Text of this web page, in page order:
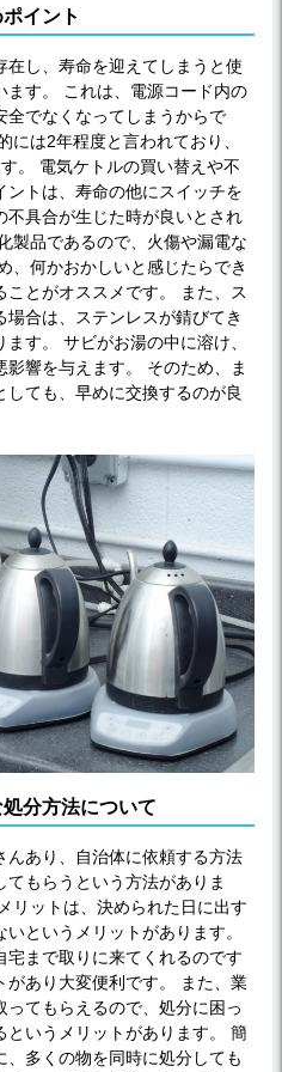
イント
し、寿命を迎えてしまうと使
ます。 これは、電源コード内の
全でなくなってしまうからで
には2年程度と言われており、
。 電気ケトルの買い替えや不
ントは、寿命の他にスイッチを
具合が生じた時が良いとされ
製品であるので、火傷や漏電な
、何かおかしいと感じたらでき
とがオススメです。 また、ス
合は、ステンレスが錆びてき
す。 サビがお湯の中に溶け、
響を与えます。 そのため、ま
ても、早めに交換するのが良
分方法について
んあり、自治体に依頼する方法
もらうという方法がありま
リットは、決められた日に出す
というメリットがあります。
まで取りに来てくれるのです
があり大変便利です。 また、業
てもらえるので、処分に困っ
いうメリットがあります。 簡
多くの物を同時に処分しても